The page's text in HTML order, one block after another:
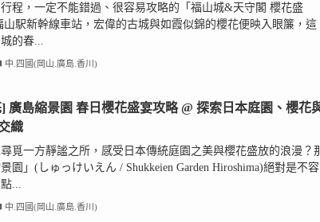
程，一定不能錯過、很容易攻略的「福山城&天守閣 櫻花盛
山駅新幹線車站，宏偉的古城與如霞似錦的櫻花便映入眼簾，這
的春...
中.四國(岡山.廣島.香川)
廣島縮景園 春日櫻花盛宴攻略 @ 探索日本庭園、櫻花
織
覓一方靜謐之所，感受日本傳統庭園之美與櫻花盛放的浪漫？
園」(しゅっけいえん / Shukkeien Garden Hiroshima)絕對是不容
...
中.四國(岡山.廣島.香川)